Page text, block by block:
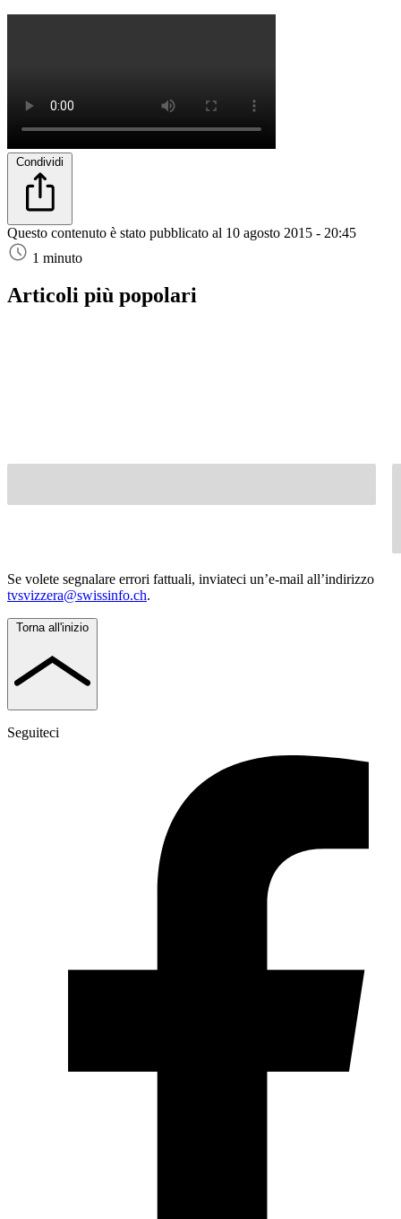
Condividi
Questo contenuto è stato pubblicato al 10 agosto 2015 - 20:45
1 minuto
Articoli più popolari
Se volete segnalare errori fattuali, inviateci un’e-mail all’indirizzo
tvsvizzera@swissinfo.ch.
Torna all'inizio
Seguiteci